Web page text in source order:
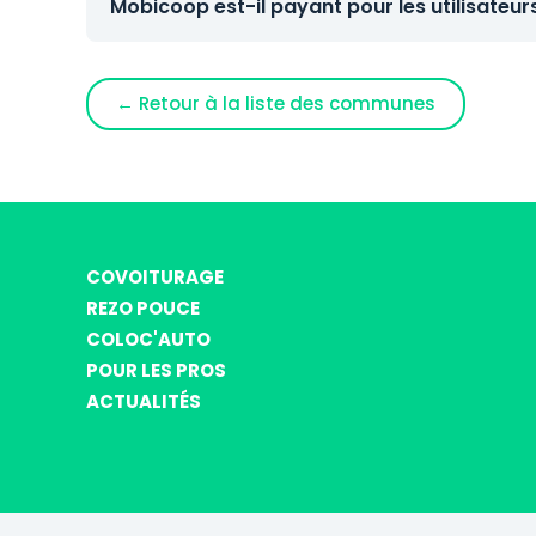
Mobicoop est-il payant pour les
← Retour à la liste des communes
COVOITURAGE
REZO POUCE
COLOC'AUTO
POUR LES PROS
ACTUALITÉS